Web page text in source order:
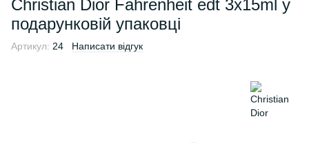
Christian Dior Fahrenheit edt 3x15ml у
подарунковій упаковці
Артикул: 24 Написати відгук